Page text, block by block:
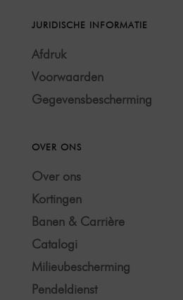
JURIDISCHE INFORMATIE
Afdruk
Voorwaarden
Gegevensbescherming
OVER ONS
Over ons
Kortingen
Banen & Carrière
Catalogi
Milieubescherming
Pendeldienst